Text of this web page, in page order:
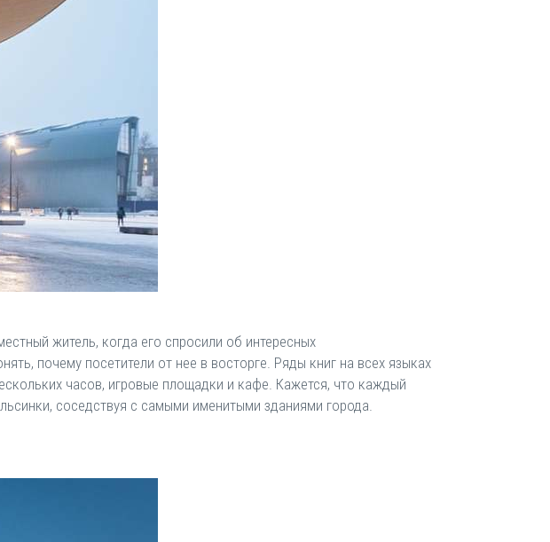
житель, когда его спросили об интересных
почему посетители от нее в восторге. Ряды книг на всех языках
часов, игровые площадки и кафе. Кажется, что каждый
соседствуя с самыми именитыми зданиями города.